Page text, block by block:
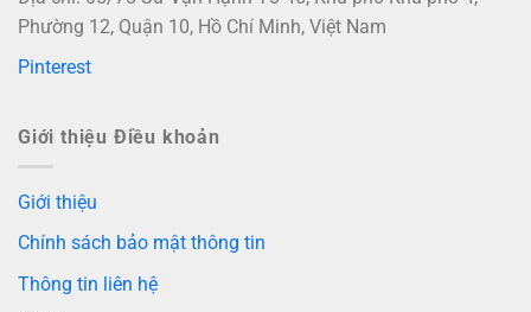
Phường 12, Quận 10, Hồ Chí Minh, Việt Nam
Pinterest
Giới thiệu Điều khoản
Giới thiệu
Chính sách bảo mật thông tin
Thông tin liên hệ